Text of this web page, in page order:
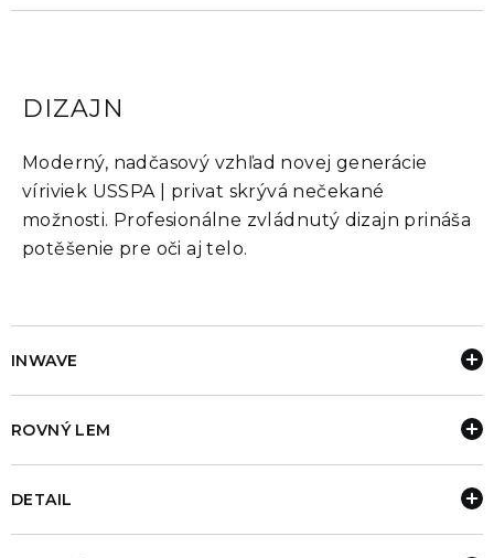
DIZAJN
Moderný, nadčasový vzhľad novej generácie
víriviek USSPA | privat skrývá nečekané
možnosti. Profesionálne zvládnutý dizajn prináša
potěšenie pre oči aj telo.
INWAVE
ROVNÝ LEM
DETAIL